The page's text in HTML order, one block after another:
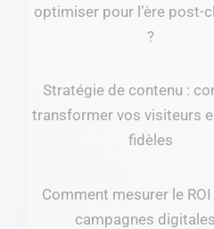
optimiser pour l’ère post-
?
Stratégie de contenu :
transformer vos visiteurs
fidèles
Comment mesurer le
campagnes